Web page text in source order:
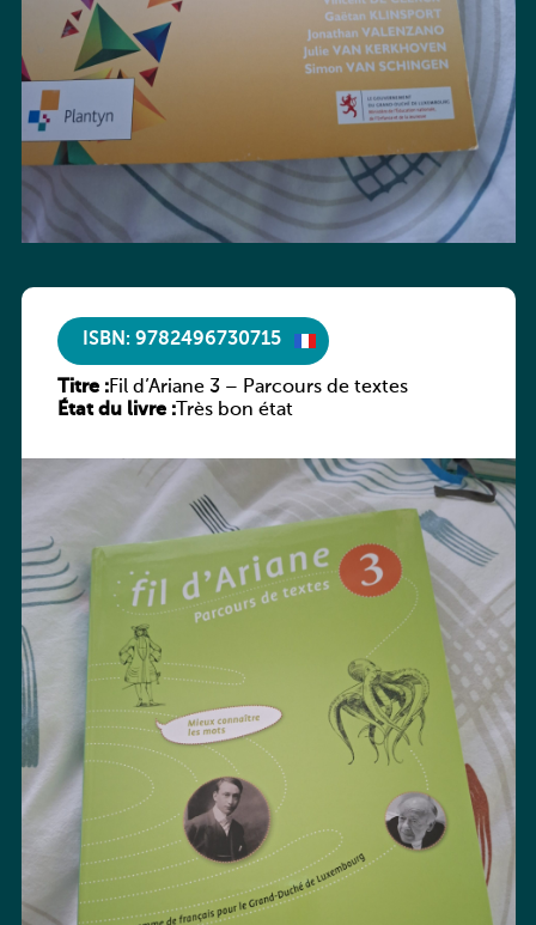
ISBN: 9782496730715
Titre :Fil d’Ariane 3 – Parcours de textes
État du livre :Très bon état